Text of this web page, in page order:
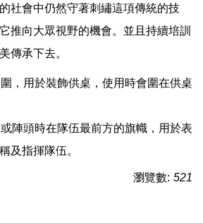
社會中仍然守著刺繡這項傳統的技
推向大眾視野的機會。並且持續培訓
傳承下去。
，用於裝飾供桌，使用時會圍在供桌
陣頭時在隊伍最前方的旗幟，用於表
及指揮隊伍。
瀏覽數: 521